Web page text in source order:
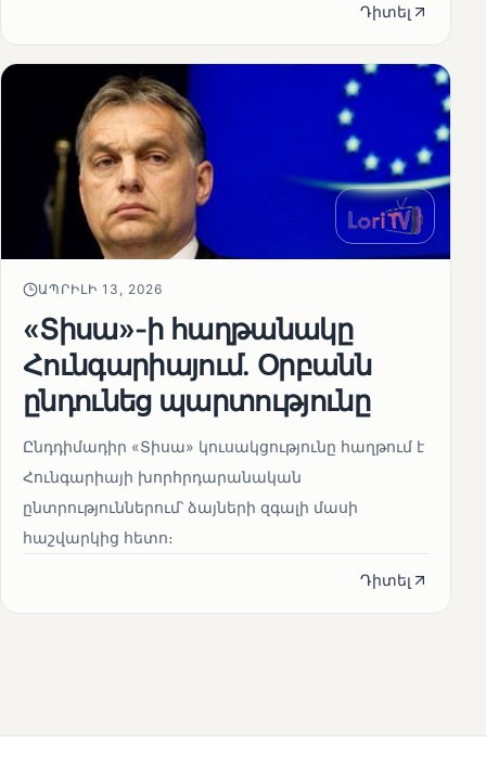
Դիտել
ԱՊՐԻԼԻ 13, 2026
«Տիսա»-ի հաղթանակը
Հունգարիայում․ Օրբանն
ընդունեց պարտությունը
Ընդդիմադիր «Տիսա» կուսակցությունը հաղթում է
Հունգարիայի խորհրդարանական
ընտրություններում՝ ձայների զգալի մասի
հաշվարկից հետո։
Դիտել